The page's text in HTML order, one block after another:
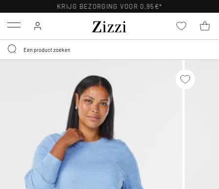
KRIJG BEZORGING VOOR 0,95€*
Menu